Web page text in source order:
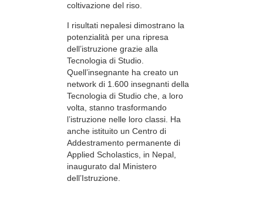
coltivazione del riso.
I risultati nepalesi dimostrano la
potenzialità per una ripresa
dell’istruzione grazie alla
Tecnologia di Studio.
Quell’insegnante ha creato un
network di 1.600 insegnanti della
Tecnologia di Studio che, a loro
volta, stanno trasformando
l’istruzione nelle loro classi. Ha
anche istituito un Centro di
Addestramento permanente di
Applied Scholastics, in Nepal,
inaugurato dal Ministero
dell’Istruzione.